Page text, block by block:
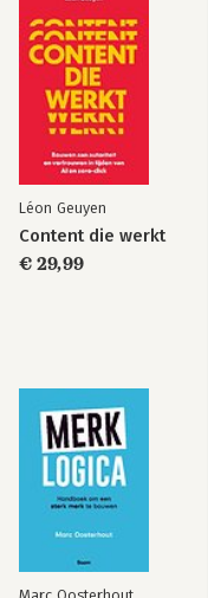
Léon Geuyen
Content die werkt
€ 29,99